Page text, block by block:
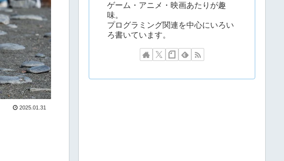
2025.01.31
ゲーム・アニメ・映画あたりが趣
味。
プログラミング関連を中心にいろい
ろ書いています。